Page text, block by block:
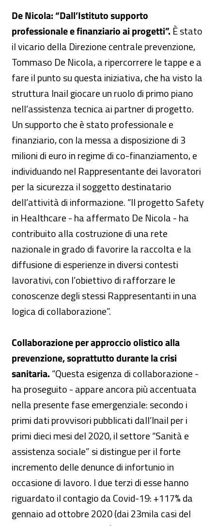
De Nicola: “Dall’Istituto supporto
professionale e finanziario ai progetti”. È stato
il vicario della Direzione centrale prevenzione,
Tommaso De Nicola, a ripercorrere le tappe e a
fare il punto su questa iniziativa, che ha visto la
struttura Inail giocare un ruolo di primo piano
nell’assistenza tecnica ai partner di progetto.
Un supporto che è stato professionale e
finanziario, con la messa a disposizione di 3
milioni di euro in regime di co-finanziamento, e
individuando nel Rappresentante dei lavoratori
per la sicurezza il soggetto destinatario
dell’attività di informazione. “Il progetto Safety
in Healthcare - ha affermato De Nicola - ha
contribuito alla costruzione di una rete
nazionale in grado di favorire la raccolta e la
diffusione di esperienze in diversi contesti
lavorativi, con l’obiettivo di rafforzare le
conoscenze degli stessi Rappresentanti in una
logica di collaborazione”.
Collaborazione per approccio olistico alla
prevenzione, soprattutto durante la crisi
sanitaria.“Questa esigenza di collaborazione -
ha proseguito - appare ancora più accentuata
nella presente fase emergenziale: secondo i
primi dati provvisori pubblicati dall’Inail per i
primi dieci mesi del 2020, il settore “Sanità e
assistenza sociale” si distingue per il forte
incremento delle denunce di infortunio in
occasione di lavoro. I due terzi di esse hanno
riguardato il contagio da Covid-19: +117% da
gennaio ad ottobre 2020 (dai 23mila casi del